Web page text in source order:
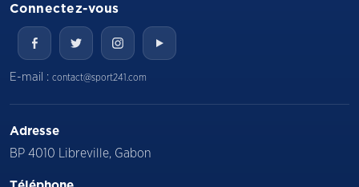
Connectez-vous
E-mail : contact@sport241.com
Adresse
BP 4010 Libreville, Gabon